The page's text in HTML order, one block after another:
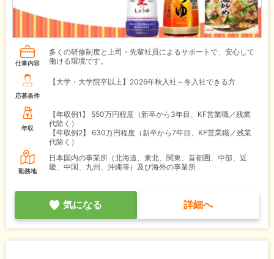
仕事内容
多くの研修制度と上司・先輩社員によるサポートで、安心して
働ける環境です。
応募条件
【大学・大学院卒以上】2026年秋入社～冬入社できる方
年収
【年収例1】
550万円程度（新卒から3年目、KF営業職／残業
代除く）
【年収例2】
630万円程度（新卒から7年目、KF営業職／残業
代除く）
勤務地
日本国内の事業所（北海道、東北、関東、首都圏、中部、近
畿、中国、九州、沖縄等）及び海外の事業所
気になる 詳細へ